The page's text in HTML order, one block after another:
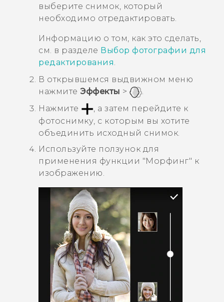
выберите снимок, который
необходимо отредактировать.
Информацию о том, как это сделать,
см. в разделе Выбор фотографии для
редактирования.
В открывшемся выдвижном меню
нажмите Эффекты >
.
Нажмите
, а затем перейдите к
фотоснимку, с которым вы хотите
объединить исходный снимок.
Используйте ползунок для
применения функции "‍Морфинг"‍ к
изображению.